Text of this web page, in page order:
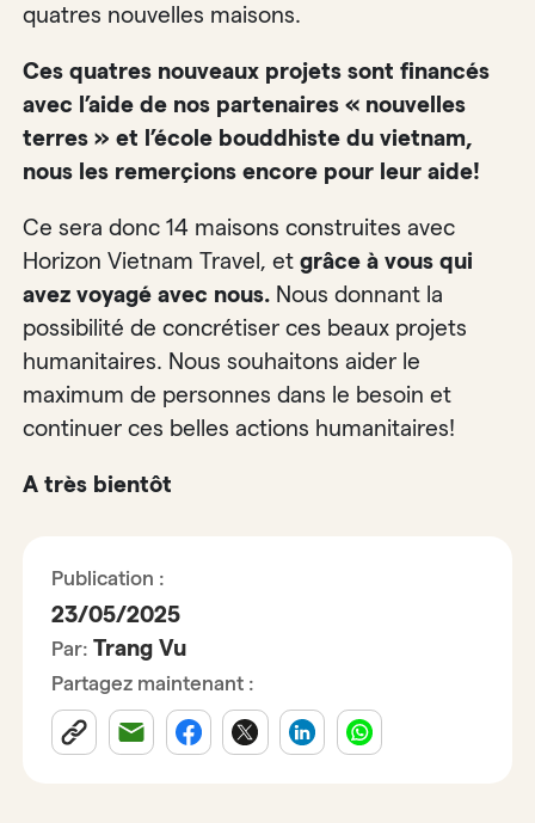
quatres nouvelles maisons.
Ces quatres nouveaux projets sont financés
avec l’aide de nos partenaires « nouvelles
terres » et l’école bouddhiste du vietnam,
nous les remerçions encore pour leur aide!
Ce sera donc 14 maisons construites avec
Horizon Vietnam Travel, et grâce à vous qui
avez voyagé avec nous. Nous donnant la
possibilité de concrétiser ces beaux projets
humanitaires. Nous souhaitons aider le
maximum de personnes dans le besoin et
continuer ces belles actions humanitaires!
A très bientôt
Publication :
23/05/2025
Par: Trang Vu
Partagez maintenant :